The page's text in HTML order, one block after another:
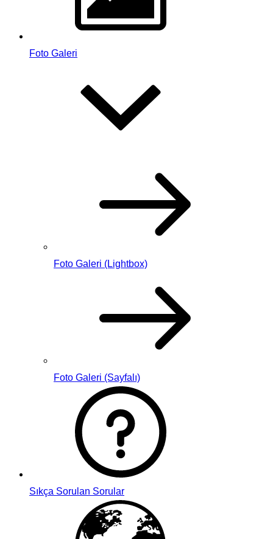
Foto Galeri
Foto Galeri (Lightbox)
Foto Galeri (Sayfalı)
Sıkça Sorulan Sorular